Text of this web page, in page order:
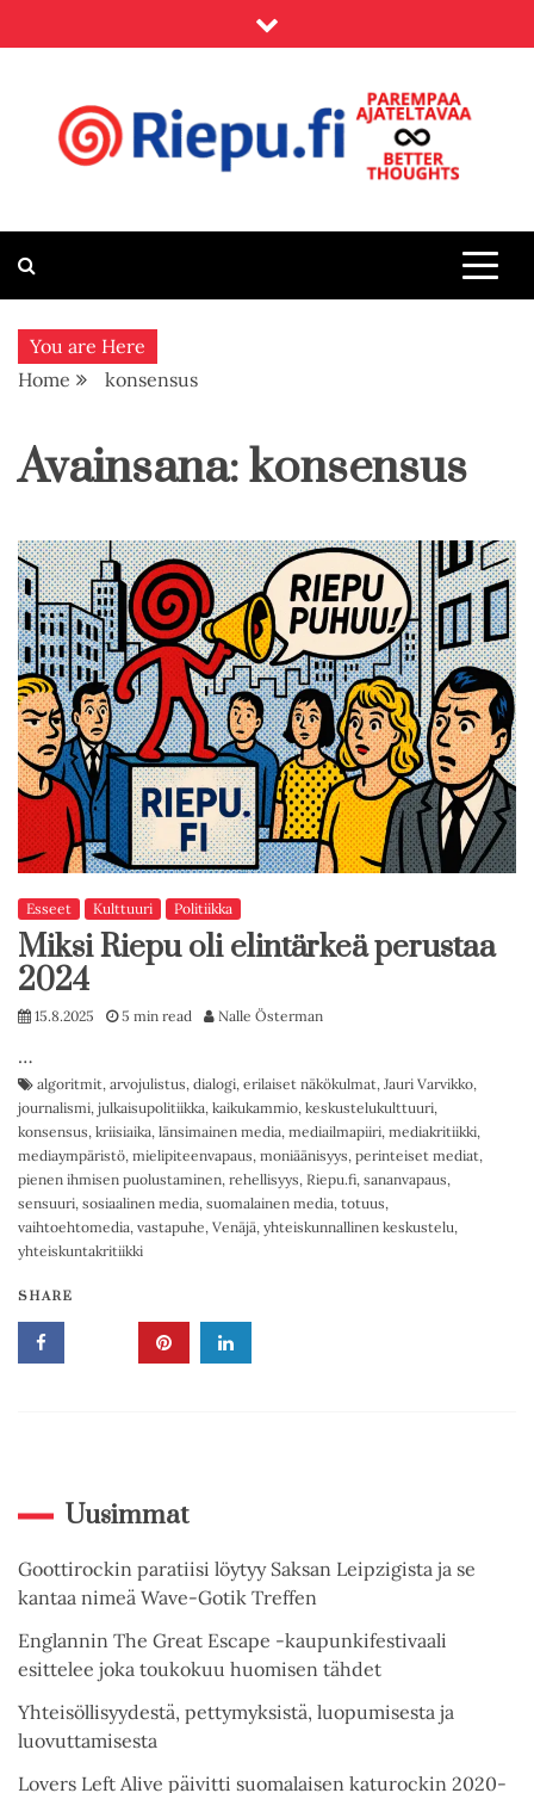
to
Riepu.fi
You are Here
Home
konsensus
Avainsana:konsensus
Esseet Kulttuuri Politiikka
Miksi Riepu oli elintärkeä perustaa
2024
15.8.2025 5 min read Nalle Österman
…
algoritmit, arvojulistus, dialogi, erilaiset näkökulmat, Jauri Varvikko,
journalismi, julkaisupolitiikka, kaikukammio, keskustelukulttuuri,
konsensus, kriisiaika, länsimainen media, mediailmapiiri, mediakritiikki,
mediaympäristö, mielipiteenvapaus, moniäänisyys, perinteiset mediat,
pienen ihmisen puolustaminen, rehellisyys, Riepu.fi, sananvapaus,
sensuuri, sosiaalinen media, suomalainen media, totuus,
vaihtoehtomedia, vastapuhe, Venäjä, yhteiskunnallinen keskustelu,
yhteiskuntakritiikki
SHARE
Uusimmat
Goottirockin paratiisi löytyy Saksan Leipzigista ja se
kantaa nimeä Wave-Gotik Treffen
Englannin The Great Escape -kaupunkifestivaali
esittelee joka toukokuu huomisen tähdet
Yhteisöllisyydestä, pettymyksistä, luopumisesta ja
luovuttamisesta
Lovers Left Alive päivitti suomalaisen katurockin 2020-